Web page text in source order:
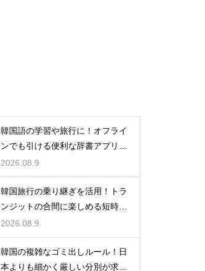
韓国語の学習や旅行に！オフライ
ンでも引ける便利な辞書アプリの
活用法
2026.08.9
韓国旅行の乗り継ぎを活用！トラ
ンジットの合間に楽しめる短時間
の観光
2026.08.9
韓国の複雑なゴミ出しルール！日
本よりも細かく厳しい分別が求め